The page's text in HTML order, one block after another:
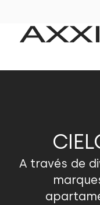
A través de